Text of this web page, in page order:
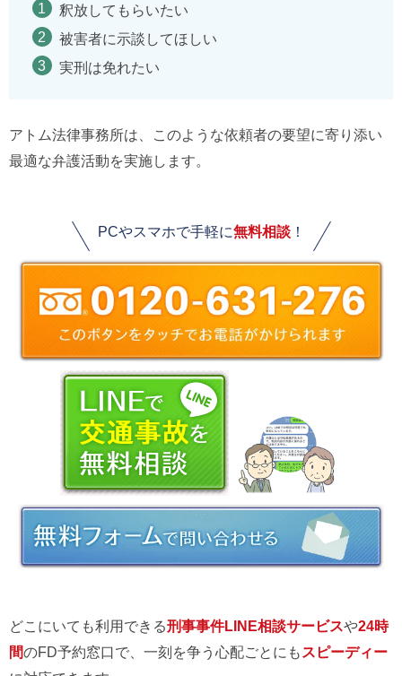
釈放してもらいたい
被害者に示談してほしい
実刑は免れたい
アトム法律事務所は、このような依頼者の要望に寄り添い
最適な弁護活動を実施します。
PCやスマホで手軽に無料相談！
どこにいても利用できる刑事事件LINE相談サービスや24時
間のFD予約窓口で、一刻を争う心配ごとにも スピーディー